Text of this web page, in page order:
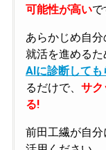
可能性が高いで
あらかじめ自
就活を進める
AIに診断しても
るだけで、 サク
る!
前田工繊が自